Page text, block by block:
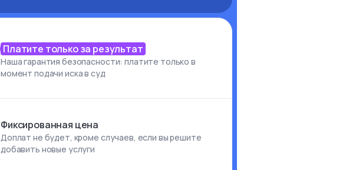
Платите только за результат
Наша гарантия безопасности: платите только в
момент подачи иска в суд
Фиксированная цена
Доплат не будет, кроме случаев, если вы решите
добавить новые услуги